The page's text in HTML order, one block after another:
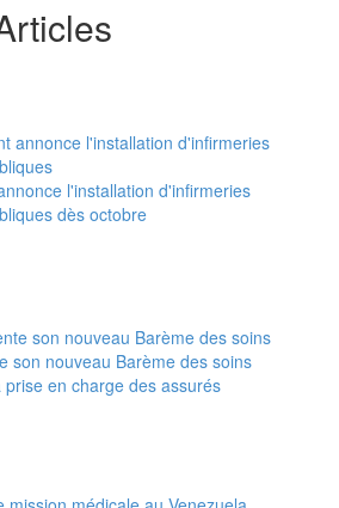
l'installation d'infirmeries
dès octobre
son nouveau Barème des soins
en charge des assurés